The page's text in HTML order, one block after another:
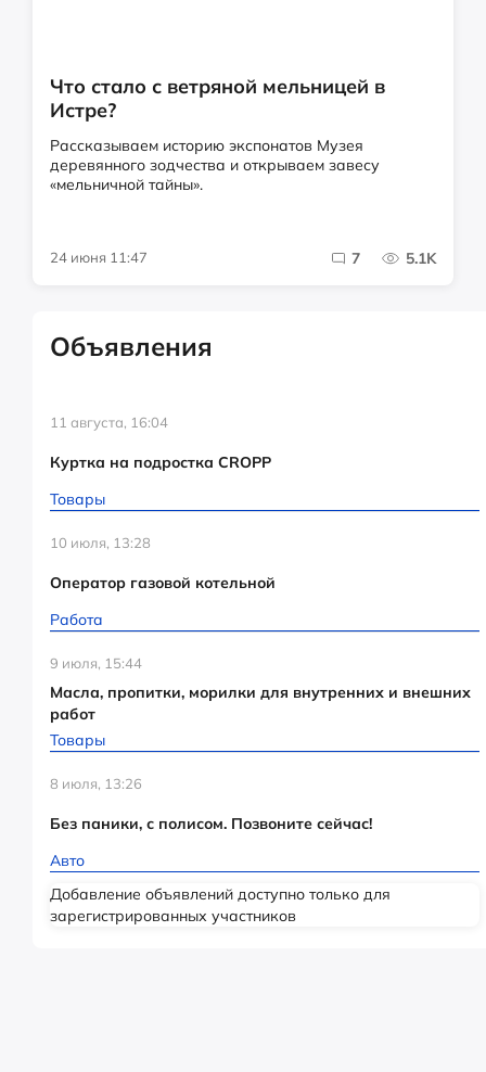
Что стало с ветряной мельницей в
Истре?
Рассказываем историю экспонатов Музея
деревянного зодчества и открываем завесу
«мельничной тайны».
24 июня 11:47 7 5.1K
Объявления
11 августа, 16:04
Куртка на подростка CROPP
Товары
10 июля, 13:28
Оператор газовой котельной
Работа
9 июля, 15:44
Масла, пропитки, морилки для внутренних и внешних
работ
Товары
8 июля, 13:26
Без паники, с полисом. Позвоните сейчас!
Авто
Добавление объявлений доступно только для
зарегистрированных участников